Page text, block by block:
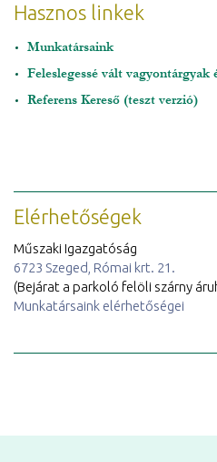
Hasznos linkek
Munkatársaink
Feleslegessé vált vagyontárgyak
Referens Kereső (teszt verzió)
Elérhetőségek
Műszaki Igazgatóság
6723 Szeged, Római krt. 21.
(Bejárat a parkoló felöli szárny
Munkatársaink elérhetőségei